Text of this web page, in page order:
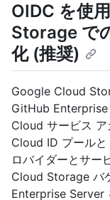
OIDC を使
Storage で
化 (推奨)
Google Cloud
GitHub
Cloud サービス
Cloud ID プール
ロバイダーとサー
Cloud Storage バ
Enterprise Server